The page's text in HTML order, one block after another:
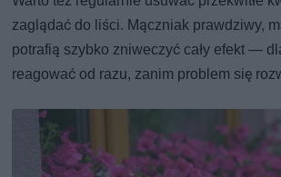
zaglądać do liści. Mączniak prawdziwy,
potrafią szybko zniweczyć cały efekt —
reagować od razu, zanim problem się